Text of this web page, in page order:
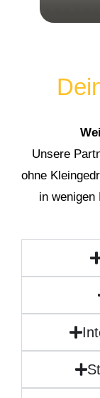
Unsere
ohne
in wenigen